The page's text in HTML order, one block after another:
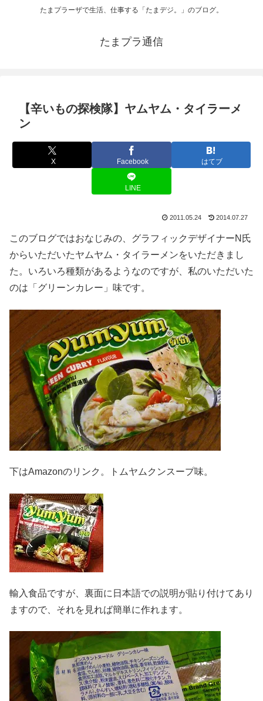
たまプラーザで生活、仕事する「たまデジ。」のブログ。
たまプラ通信
【辛いもの探検隊】ヤムヤム・タイラーメ
ン
X Facebook はてブ
LINE
2011.05.24 2014.07.27
このブログではおなじみの、グラフィックデザイナーN氏
からいただいたヤムヤム・タイラーメンをいただきまし
た。いろいろ種類があるようなのですが、私のいただいた
のは「グリーンカレー」味です。
下はAmazonのリンク。トムヤムクンスープ味。
輸入食品ですが、裏面に日本語での説明が貼り付けてあり
ますので、それを見れば簡単に作れます。